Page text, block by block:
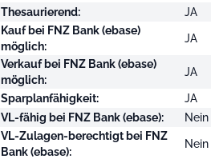
Thesaurierend:
JA
Kauf bei FNZ Bank (ebase)
möglich:
JA
Verkauf bei FNZ Bank (ebase)
möglich:
JA
Sparplanfähigkeit:
JA
VL-fähig bei FNZ Bank (ebase):
Nein
VL-Zulagen-berechtigt bei FNZ
Bank (ebase):
Nein